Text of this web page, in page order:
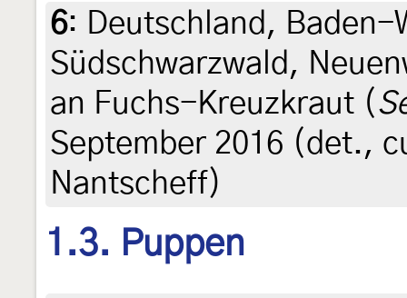
6: Deutschland, Baden-
Südschwarzwald,
an Fuchs-Kreuzkraut (
September 2016 (det.,
Nantscheff)
1.3. Puppen